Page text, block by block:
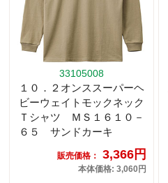
33105008
１０．２オンススーパーヘ
ビーウェイトモックネック
Ｔシャツ ＭＳ１６１０－
６５ サンドカーキ
販売価格： 3,366円
本体価格: 3,060円